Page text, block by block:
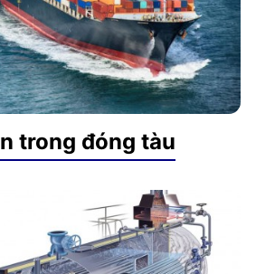
trong đóng tàu